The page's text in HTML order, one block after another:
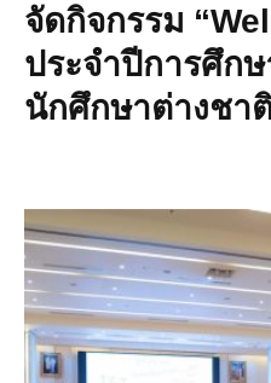
จัดกิจกรรม
ประจำปีการศึก
นักศึกษาต่างชา